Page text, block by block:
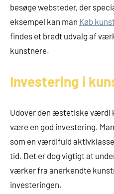
besøge websteder, der
eksempel kan man Køb
findes et bredt udvalg af
kunstnere.
Investering i
Udover den æstetiske værdi
være en god investering.
som en værdifuld
tid. Det er dog vigtigt at
værker fra anerkendte
investeringen.